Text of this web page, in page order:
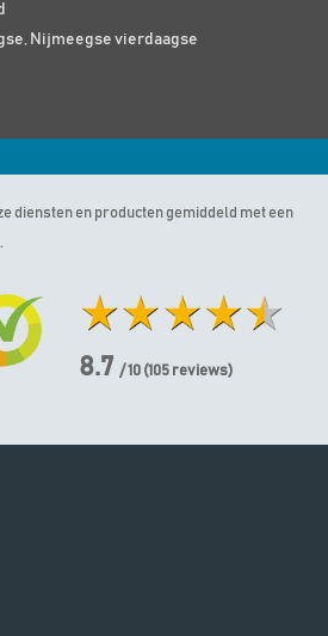
Nijmeegse vierdaagse
diensten en producten gemiddeld met een
8.7 / 10 (105 reviews)